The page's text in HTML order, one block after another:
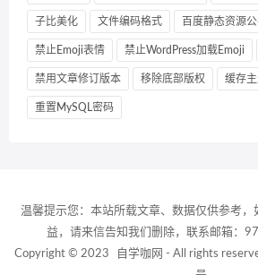
子比美化 文件编码格式 百度静态资源
禁止Emoji表情 禁止WordPress加载Emoji
禁用文章修订版本 移除底部版权 缓存主
重置MySQL密码
温馨提示您：本站所载文章、数据仅供参考，
益，请来信告知我们删除，联系邮箱：
Copyright © 2023
自学咖网 - All rights